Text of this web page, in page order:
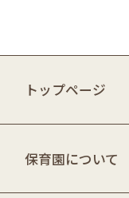
トップページ
保育園について